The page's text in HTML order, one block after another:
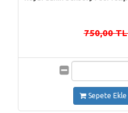
750,00
Sepete Ekle